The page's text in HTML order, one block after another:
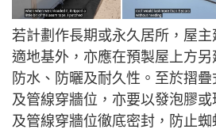
若計劃作長期或永久居所，屋
適地基外，亦應在預製屋上方
防水、防曬及耐久性。至於摺
及管線穿牆位，亦要以發泡膠
及管線穿牆位徹底密封，防止